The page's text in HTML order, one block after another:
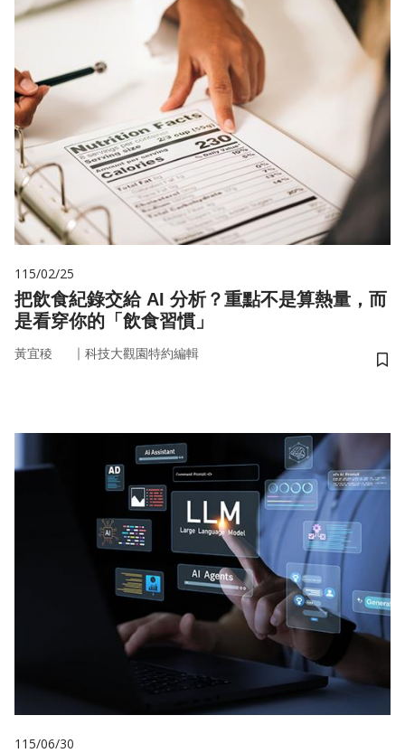
115/02/25
把飲食紀錄交給 AI 分析？重點不是算熱量，而
是看穿你的「飲食習慣」
黃宜稜 ｜ 科技大觀園特約編輯
儲
115/06/30